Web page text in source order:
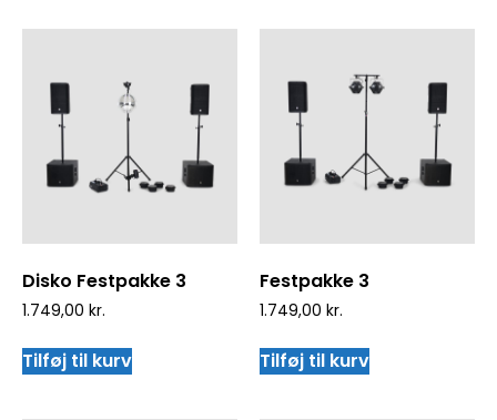
Disko Festpakke 3
1.749,00 kr.
Tilføj til kurv
Festpakke 3
1.749,00 kr.
Tilføj til kurv